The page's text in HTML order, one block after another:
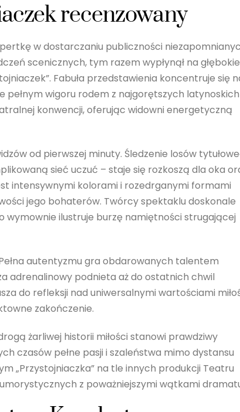
recenzowany
w dostarczaniu publiczności
scenicznych, tym razem wypłynął na głębokie
Fabuła przedstawienia koncentruje się
pełnym wigoru rodem z najgorętszych latynoskich
konwencji, oferując widowni energetyczną
od pierwszej minuty. Śledzenie losów
sieć uczuć – staje się rozkoszą dla oka
intensywnymi kolorami i rozedrganymi formami
jego bohaterów. Twórcy spektaklu doskonale
wymownie ilustruje burzę namiętności strugającej
autentyzmu gra obdarowanych talentem
adrenalinowy podnieta aż do ostatnich chwil
do refleksji nad uniwersalnymi wartościami
zakończenie.
żarliwej historii miłości stanowi prawdziwy
czasów pełne pasji i szaleństwa mimo dystansu
„Przystojniaczka” na tle innych produkcji Teatru
z poważniejszymi wątkami